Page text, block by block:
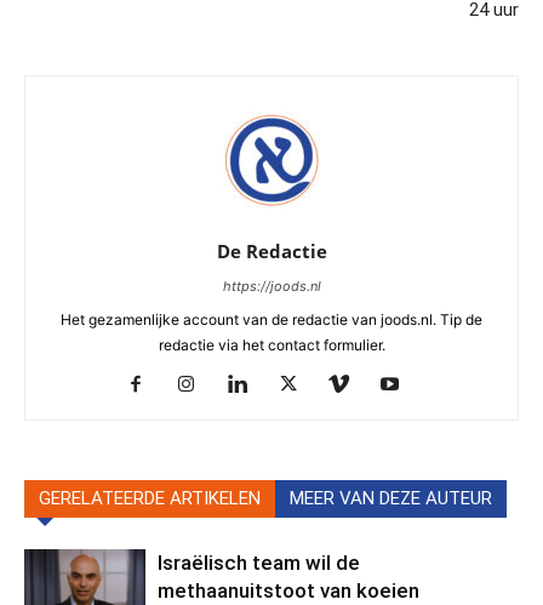
24 uur
De Redactie
https://joods.nl
Het gezamenlijke account van de redactie van joods.nl. Tip de
redactie via het contact formulier.
GERELATEERDE ARTIKELEN MEER VAN DEZE AUTEUR
Israëlisch team wil de
methaanuitstoot van koeien